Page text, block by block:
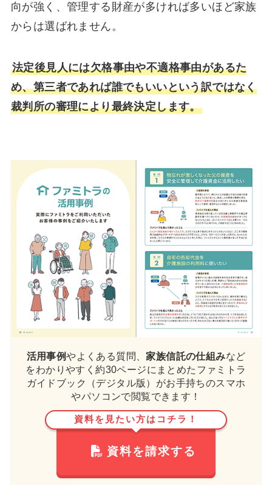
向が強く、管理する財産が多ければ多いほど家族
からは選ばれません。
法定後見人には欠格事由や不適格事由があるた
め、第三者であれば誰でもいいという訳ではなく
裁判所の審理により最終決定します。
活用事例やよくある質問、家族信託の仕組みなど
をわかりやすく約30ページにまとめたファミトラ
ガイドブック（デジタル版）がお手持ちのスマホ
やパソコンで閲覧できます！
資料を見たい方はコチラ！
資料を請求する